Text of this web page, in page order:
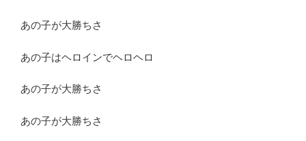
あの子が大勝ちさ
あの子はヘロインでヘロヘロ
あの子が大勝ちさ
あの子が大勝ちさ